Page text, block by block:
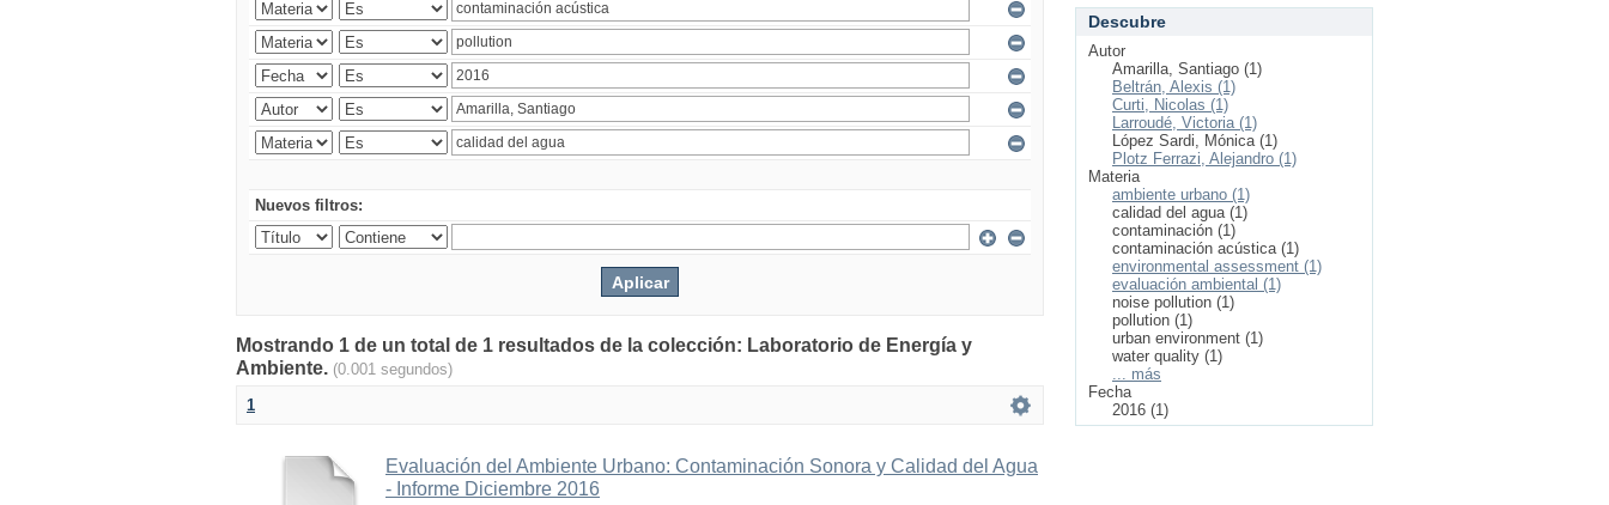
Nuevos filtros:
Mostrando 1 de un total de 1 resultados de la colección: Laboratorio de Energía y
Ambiente. (0.001 segundos)
1
Evaluación del Ambiente Urbano: Contaminación Sonora y Calidad del Agua
- Informe Diciembre 2016
Descubre
Autor
Amarilla, Santiago (1)
Beltrán, Alexis (1)
Curti, Nicolas (1)
Larroudé, Victoria (1)
López Sardi, Mónica (1)
Plotz Ferrazi, Alejandro (1)
Materia
ambiente urbano (1)
calidad del agua (1)
contaminación (1)
contaminación acústica (1)
environmental assessment (1)
evaluación ambiental (1)
noise pollution (1)
pollution (1)
urban environment (1)
water quality (1)
... más
Fecha
2016 (1)